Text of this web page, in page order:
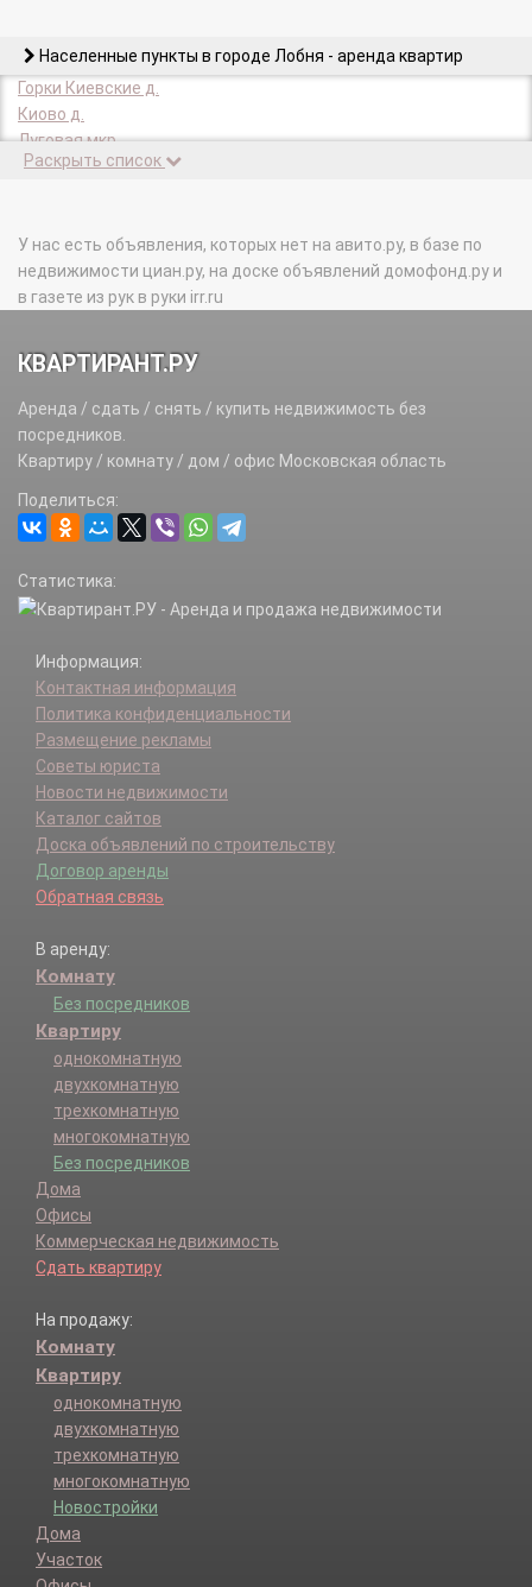
Населенные пункты в городе Лобня - аренда квартир
Горки Киевские д.
Киово д.
Луговая мкр.
Нестериха д.
Раскрыть список
У нас есть объявления, которых нет на авито.ру, в базе по
недвижимости циан.ру, на доске объявлений домофонд.ру и
в газете из рук в руки irr.ru
КВАРТИРАНТ.РУ
Аренда / сдать / снять / купить недвижимость без
посредников.
Квартиру / комнату / дом / офис Московская область
Поделиться:
Статистика:
Информация:
Контактная информация
Политика конфиденциальности
Размещение рекламы
Советы юриста
Новости недвижимости
Каталог сайтов
Доска объявлений по строительству
Договор аренды
Обратная связь
В аренду:
Комнату
Без посредников
Квартиру
однокомнатную
двухкомнатную
трехкомнатную
многокомнатную
Без посредников
Дома
Офисы
Коммерческая недвижимость
Сдать квартиру
На продажу:
Комнату
Квартиру
однокомнатную
двухкомнатную
трехкомнатную
многокомнатную
Новостройки
Дома
Участок